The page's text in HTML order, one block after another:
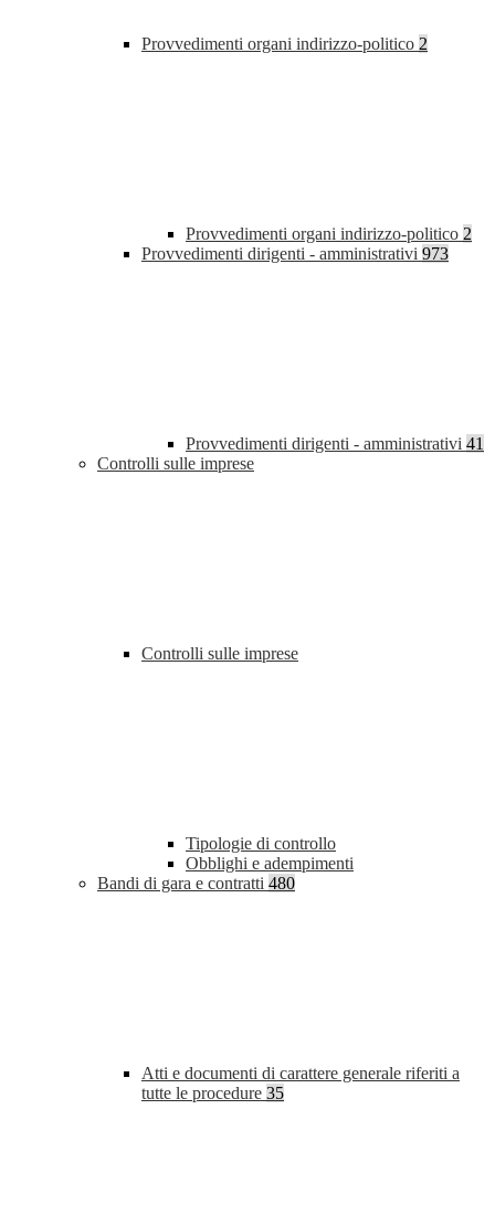
Provvedimenti organi indirizzo-politico 2
Provvedimenti organi indirizzo-politico 2
Provvedimenti dirigenti - amministrativi 973
Provvedimenti dirigenti - amministrativi 41
Controlli sulle imprese
Controlli sulle imprese
Tipologie di controllo
Obblighi e adempimenti
Bandi di gara e contratti 480
Atti e documenti di carattere generale riferiti a
tutte le procedure 35